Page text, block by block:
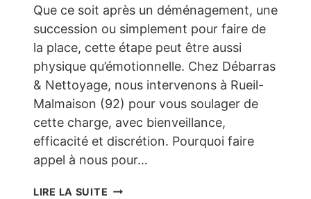
Que ce soit après un déménagement, une
succession ou simplement pour faire de
la place, cette étape peut être aussi
physique qu’émotionnelle. Chez Débarras
& Nettoyage, nous intervenons à Rueil-
Malmaison (92) pour vous soulager de
cette charge, avec bienveillance,
efficacité et discrétion. Pourquoi faire
appel à nous pour…
LIRE LA SUITE DÉBARRAS